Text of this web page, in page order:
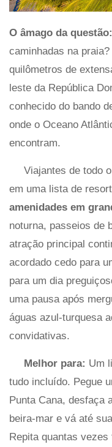
O âmago da questão:
caminhadas na praia?
quilômetros de
leste da República
conhecido do bando
onde o Oceano
encontram.
Viajantes de todo
em uma lista de
amenidades em
noturna, passeios de
atração principal
acordado cedo para
para um dia
uma pausa após
águas azul-turquesa
convidativas.
Melhor para: Um
tudo incluído. Pegue
Punta Cana, desfaça
beira-mar e vá até
Repita quantas